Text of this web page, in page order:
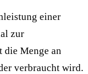
einer
zur
die Menge an
verbraucht wird.